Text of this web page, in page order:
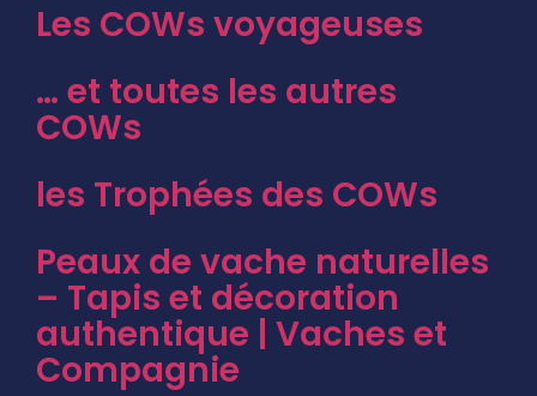
Les COWs voyageuses
… et toutes les autres
COWs
les Trophées des COWs
Peaux de vache naturelles
– Tapis et décoration
authentique | Vaches et
Compagnie